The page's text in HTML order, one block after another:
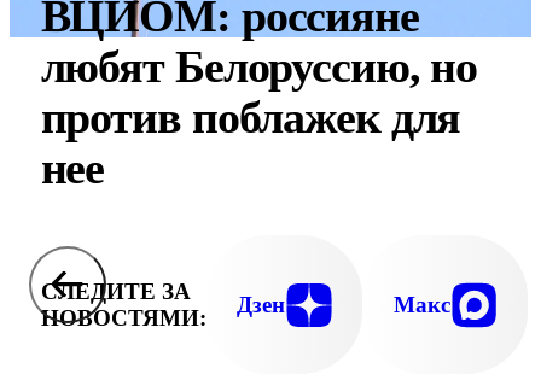
ВЦИОМ: россияне
любят Белоруссию, но
против поблажек для
нее
СЛЕДИТЕ ЗА
НОВОСТЯМИ:
Дзен Макс